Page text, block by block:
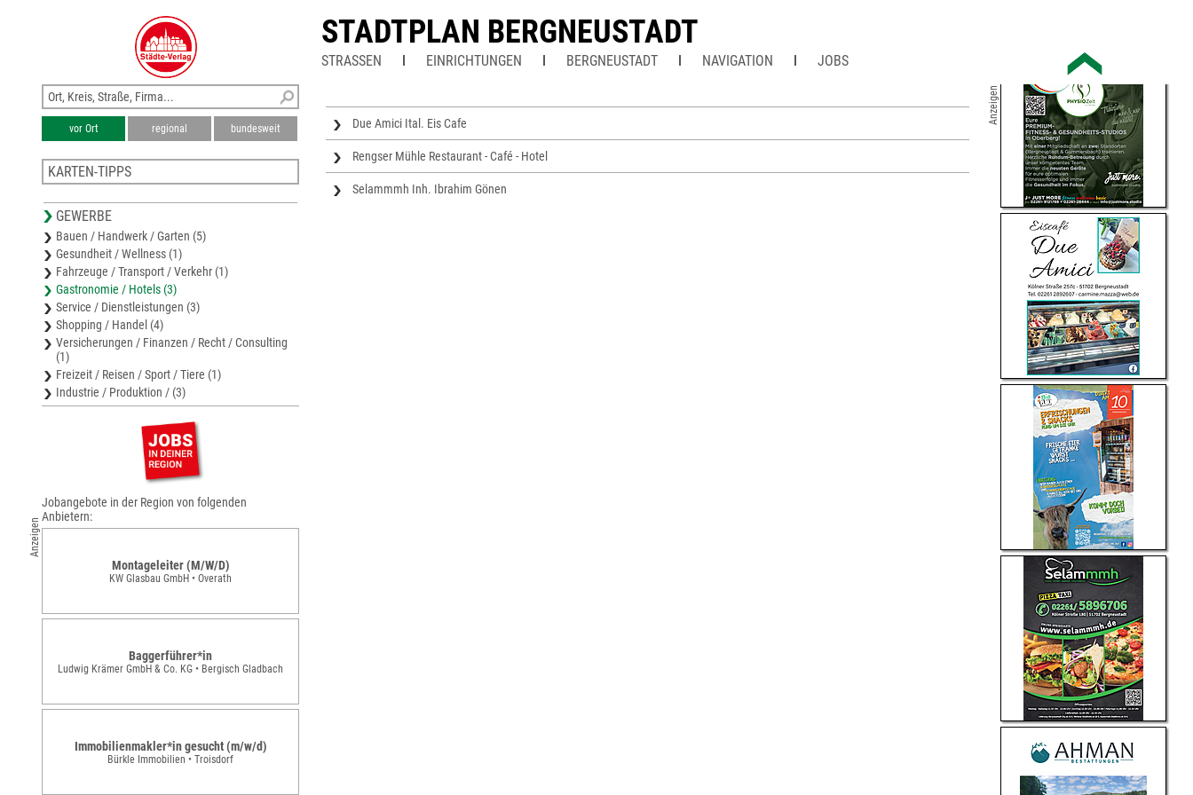
STADTPLAN BERGNEUSTADT
STRASSEN EINRICHTUNGEN BERGNEUSTADT NAVIGATION JOBS
Due Amici Ital. Eis Cafe
Rengser Mühle Restaurant - Café - Hotel
Selammmh Inh. Ibrahim Gönen
vor Ort regional bundesweit
KARTEN-TIPPS
Karte Oberbergischer Kreis
Stadtplan Drolshagen
Stadtplan Wiehl
Stadtplan Marienheide
GEWERBE
Bauen / Handwerk / Garten (5)
Gesundheit / Wellness (1)
Fahrzeuge / Transport / Verkehr (1)
Gastronomie / Hotels (3)
Service / Dienstleistungen (3)
Shopping / Handel (4)
Versicherungen / Finanzen / Recht / Consulting
(1)
Freizeit / Reisen / Sport / Tiere (1)
Industrie / Produktion / (3)
Anzeigen
Jobangebote in der Region von folgenden
Anbietern:
Montageleiter (M/W/D)
KW Glasbau GmbH • Overath
Baggerführer*in
Ludwig Krämer GmbH & Co. KG • Bergisch Gladbach
Immobilienmakler*in gesucht (m/w/d)
Bürkle Immobilien • Troisdorf
Anzeigen